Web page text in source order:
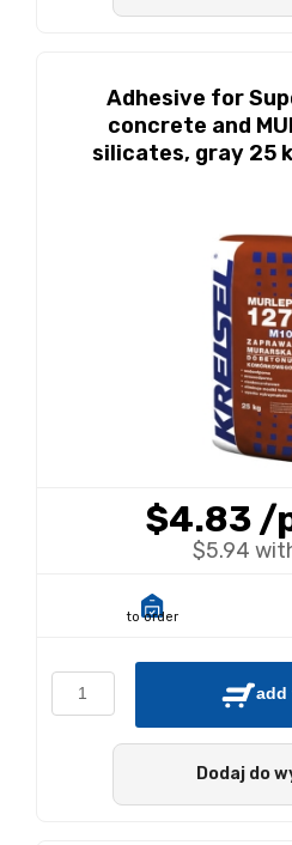
Adhesive for
concrete and
silicates, gray 25
$4.83/
$5.94
to order
add
Dodaj do